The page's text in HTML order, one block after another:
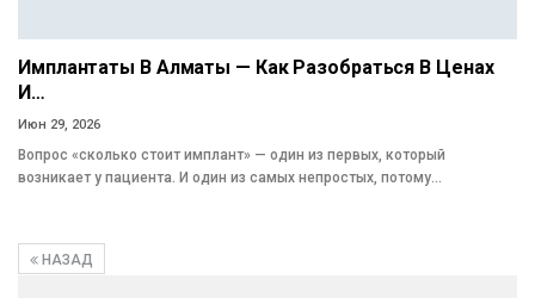
Имплантаты В Алматы — Как Разобраться В Ценах
И…
Июн 29, 2026
Вопрос «сколько стоит имплант» — один из первых, который
возникает у пациента. И один из самых непростых, потому…
НАЗАД